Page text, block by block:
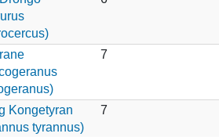
7
Kongetyran
tyrannus)
7